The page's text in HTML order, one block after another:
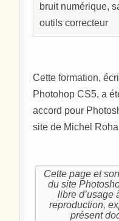
bruit numérique,
outils correcteur
Cette formation,
Photohop CS5, a
accord pour
site de Michel
Cette page et
du site
libre d’usage
reproduction,
présent